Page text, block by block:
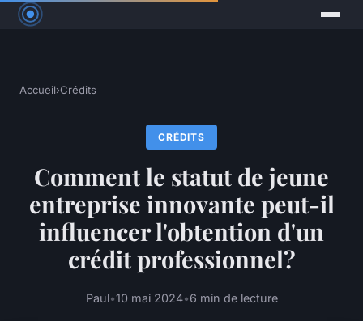
Accueil›Crédits
CRÉDITS
Comment le statut de jeune
entreprise innovante peut-il
influencer l'obtention d'un
crédit professionnel?
Paul•10 mai 2024•6 min de lecture